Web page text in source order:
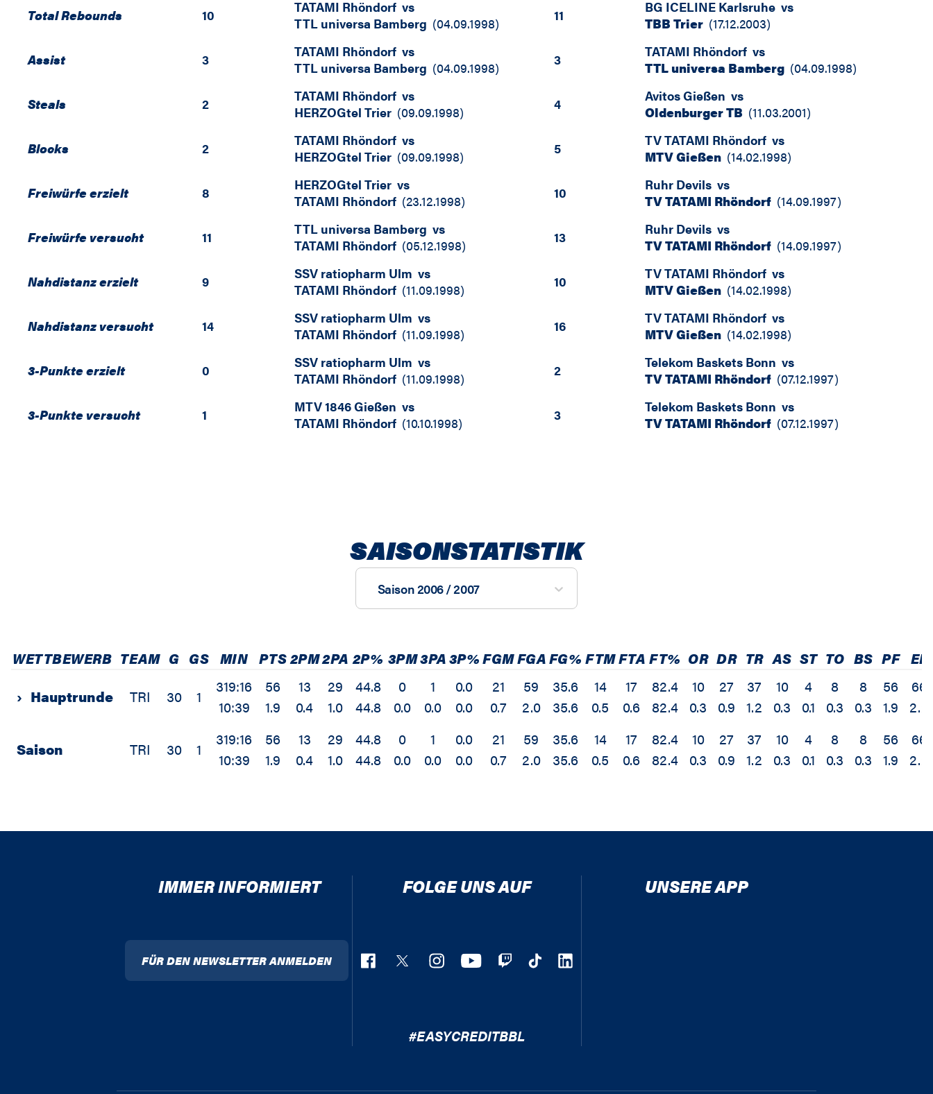
Total Rebounds 10 TATAMI Rhöndorf vs
TTL universa Bamberg (04.09.1998) 11 BG ICELINE Karlsruhe vs
TBB Trier (17.12.2003)
Assist 3 TATAMI Rhöndorf vs
TTL universa Bamberg (04.09.1998) 3 TATAMI Rhöndorf vs
TTL universa Bamberg (04.09.1998)
Steals 2 TATAMI Rhöndorf vs
HERZOGtel Trier (09.09.1998) 4 Avitos Gießen vs
Oldenburger TB (11.03.2001)
Blocks 2 TATAMI Rhöndorf vs
HERZOGtel Trier (09.09.1998) 5 TV TATAMI Rhöndorf vs
MTV Gießen (14.02.1998)
Freiwürfe erzielt 8 HERZOGtel Trier vs
TATAMI Rhöndorf (23.12.1998) 10 Ruhr Devils vs
TV TATAMI Rhöndorf (14.09.1997)
Freiwürfe versucht 11 TTL universa Bamberg vs
TATAMI Rhöndorf (05.12.1998) 13 Ruhr Devils vs
TV TATAMI Rhöndorf (14.09.1997)
Nahdistanz erzielt 9 SSV ratiopharm Ulm vs
TATAMI Rhöndorf (11.09.1998) 10 TV TATAMI Rhöndorf vs
MTV Gießen (14.02.1998)
Nahdistanz versucht 14 SSV ratiopharm Ulm vs
TATAMI Rhöndorf (11.09.1998) 16 TV TATAMI Rhöndorf vs
MTV Gießen (14.02.1998)
3-Punkte erzielt 0 SSV ratiopharm Ulm vs
TATAMI Rhöndorf (11.09.1998) 2 Telekom Baskets Bonn vs
TV TATAMI Rhöndorf (07.12.1997)
3-Punkte versucht 1 MTV 1846 Gießen vs
TATAMI Rhöndorf (10.10.1998) 3 Telekom Baskets Bonn vs
TV TATAMI Rhöndorf (07.12.1997)
SAISONSTATISTIK
Saison 2006 / 2007
WETTBEWERB TEAM G GS MIN PTS2PM2PA 2P% 3PM3PA3P%FGMFGAFG% FTMFTA FT% OR DR TR AS ST TO BS PF EF
› Hauptrunde TRI 30 1
319:16
10:39
56
1.9
13
0.4
29
1.0
44.8
44.8
0
0.0
1
0.0
0.0
0.0
21
0.7
59
2.0
35.6
35.6
14
0.5
17
0.6
82.4
82.4
10
0.3
27
0.9
37
1.2
10
0.3
4
0.1
8
0.3
8
0.3
56
1.9
66
2.2
Saison TRI 30 1
319:16
10:39
56
1.9
13
0.4
29
1.0
44.8
44.8
0
0.0
1
0.0
0.0
0.0
21
0.7
59
2.0
35.6
35.6
14
0.5
17
0.6
82.4
82.4
10
0.3
27
0.9
37
1.2
10
0.3
4
0.1
8
0.3
8
0.3
56
1.9
66
2.2
IMMER INFORMIERT
FÜR DEN NEWSLETTER ANMELDEN
FOLGE UNS AUF
#EASYCREDITBBL
UNSERE APP